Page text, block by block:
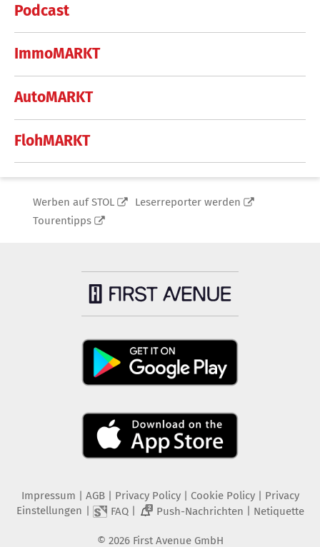
Podcast
ImmoMARKT
AutoMARKT
FlohMARKT
Werben auf STOL
Leserreporter werden
Tourentipps
Impressum AGB Privacy Policy| Cookie Policy| Privacy
Einstellungen
FAQ| 2 Push-Nachrichten Netiquette
© 2026 First Avenue GmbH